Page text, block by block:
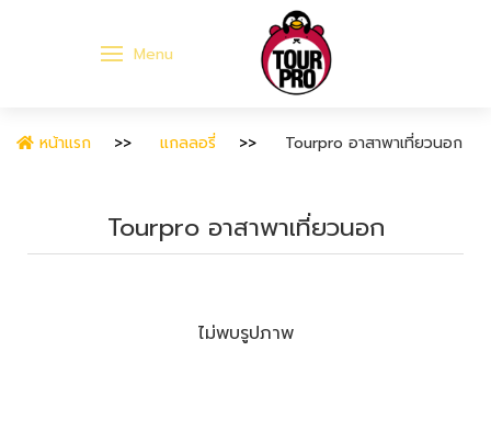
Menu
หน้าแรก แกลลอรี่ Tourpro อาสาพาเที่ยวนอก
Tourpro อาสาพาเที่ยวนอก
ไม่พบรูปภาพ